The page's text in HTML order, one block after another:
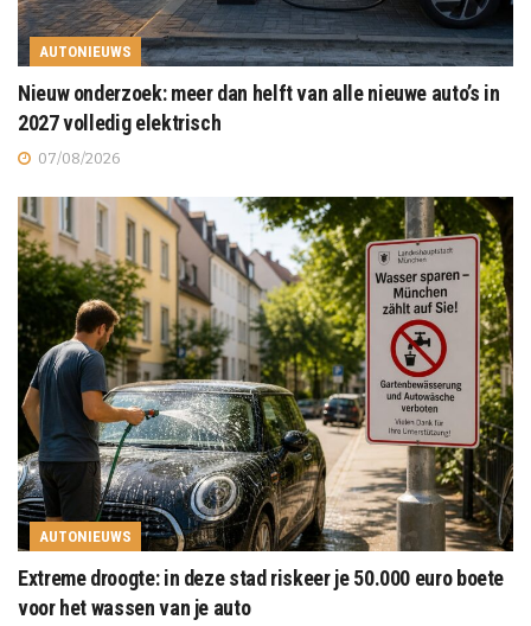
AUTONIEUWS
Nieuw onderzoek: meer dan helft van alle nieuwe auto’s in
2027 volledig elektrisch
07/08/2026
AUTONIEUWS
Extreme droogte: in deze stad riskeer je 50.000 euro boete
voor het wassen van je auto